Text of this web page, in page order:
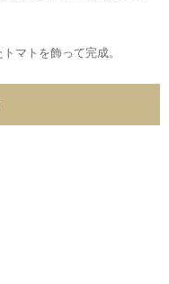
マトを飾って完成。